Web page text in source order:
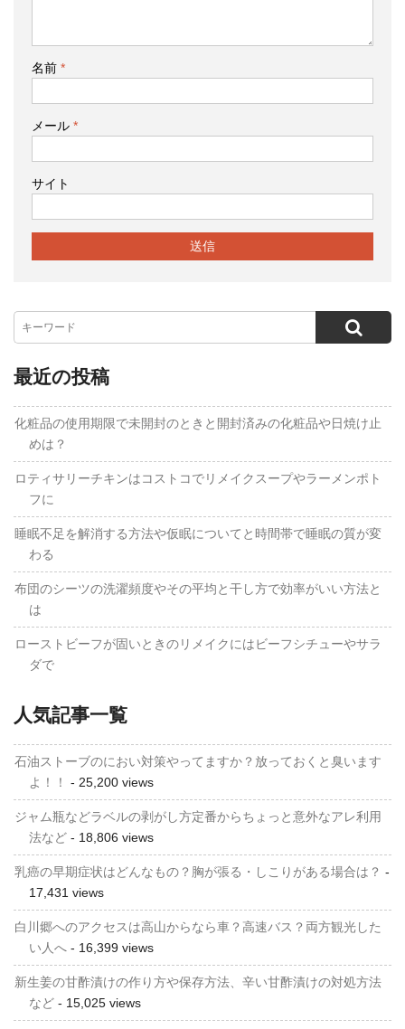
名前 *
メール *
サイト
最近の投稿
化粧品の使用期限で未開封のときと開封済みの化粧品や日焼け止
めは？
ロティサリーチキンはコストコでリメイクスープやラーメンポト
フに
睡眠不足を解消する方法や仮眠についてと時間帯で睡眠の質が変
わる
布団のシーツの洗濯頻度やその平均と干し方で効率がいい方法と
は
ローストビーフが固いときのリメイクにはビーフシチューやサラ
ダで
人気記事一覧
石油ストーブのにおい対策やってますか？放っておくと臭います
よ！！
- 25,200 views
ジャム瓶などラベルの剥がし方定番からちょっと意外なアレ利用
法など- 18,806 views
乳癌の早期症状はどんなもの？胸が張る・しこりがある場合は？ -
17,431 views
白川郷へのアクセスは高山からなら車？高速バス？両方観光した
い人へ- 16,399 views
新生姜の甘酢漬けの作り方や保存方法、辛い甘酢漬けの対処方法
など- 15,025 views